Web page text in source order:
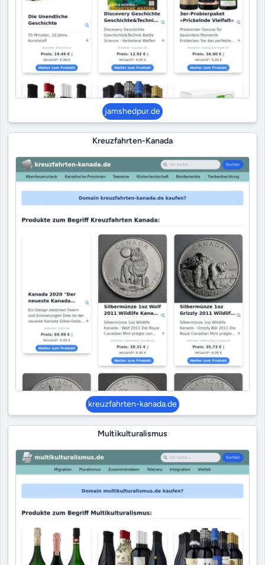
jamshedpur.de
Kreuzfahrten-Kanada
kreuzfahrten-kanada.de
Multikulturalismus